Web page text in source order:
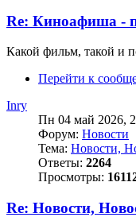
Re: Киноафиша -
Какой фильм, такой и
Перейти к
Inry
Пн 04 май 2026,
Форум: Новости
Тема: Новости,
Ответы: 2264
Просмотры:
Re: Новости,